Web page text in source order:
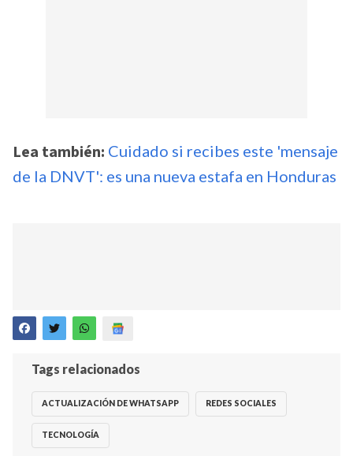
Lea también: Cuidado si recibes este 'mensaje
de la DNVT': es una nueva estafa en Honduras
Tags relacionados
ACTUALIZACIÓN DE WHATSAPP REDES SOCIALES
TECNOLOGÍA